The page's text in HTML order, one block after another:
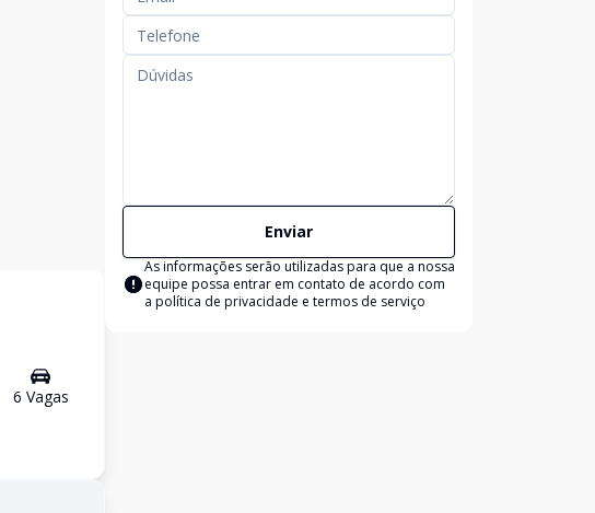
6 Vagas
Enviar
As informações serão utilizadas para que a nossa
equipe possa entrar em contato de acordo com
a política de privacidade e termos de serviço